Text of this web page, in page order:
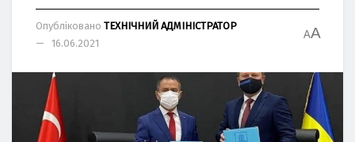
Опубліковано ТЕХНІЧНИЙ АДМІНІСТРАТОР
16.06.2021
AA